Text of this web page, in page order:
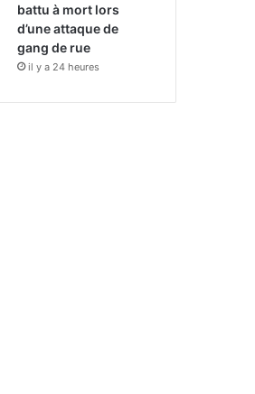
battu à mort lors
d’une attaque de
gang de rue
il y a 24 heures